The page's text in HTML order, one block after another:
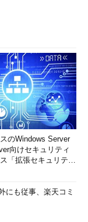
のWindows Server
向けセキュリティ
「拡張セキュリティ
にも従事、楽天コミ